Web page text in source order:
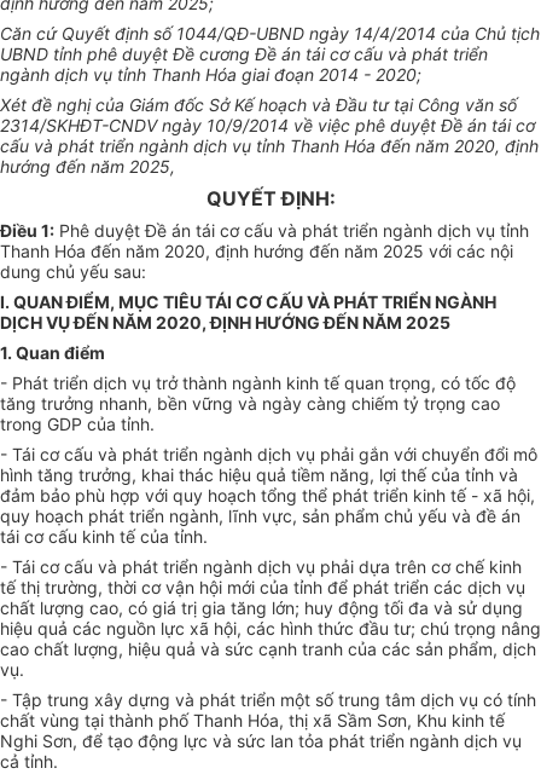
Căn cứ Quyết định số 1044/QĐ-UBND ngày 14/4/2014 của Chủ tịch
UBND tỉnh phê duyệt Đề cương Đề án tái cơ cấu và phát triển
ngành dịch vụ tỉnh Thanh Hóa giai đoạn 2014 - 2020;
Xét đề nghị của Giám đốc Sở Kế hoạch và Đầu tư tại Công văn số
2314/SKHĐT-CNDV ngày 10/9/2014 về việc phê duyệt Đề án tái cơ
cấu và phát triển ngành dịch vụ tỉnh Thanh Hóa đến năm 2020, định
hướng đến năm 2025,
QUYẾT ĐỊNH:
Điều 1: Phê duyệt Đề án tái cơ cấu và phát triển ngành dịch vụ tỉnh
Thanh Hóa đến năm 2020, định hướng đến năm 2025 với các nội
dung chủ yếu sau:
I. QUAN ĐIỂM, MỤC TIÊU TÁI CƠ CẤU VÀ PHÁT TRIỂN NGÀNH
DỊCH VỤ ĐẾN NĂM 2020, ĐỊNH HƯỚNG ĐẾN NĂM 2025
1. Quan điểm
- Phát triển dịch vụ trở thành ngành kinh tế quan trọng, có tốc độ
tăng trưởng nhanh, bền vững và ngày càng chiếm tỷ trọng cao
trong GDP của tỉnh.
- Tái cơ cấu và phát triển ngành dịch vụ phải gắn với chuyển đổi mô
hình tăng trưởng, khai thác hiệu quả tiềm năng, lợi thế của tỉnh và
đảm bảo phù hợp với quy hoạch tổng thể phát triển kinh tế - xã hội,
quy hoạch phát triển ngành, lĩnh vực, sản phẩm chủ yếu và đề án
tái cơ cấu kinh tế của tỉnh.
- Tái cơ cấu và phát triển ngành dịch vụ phải dựa trên cơ chế kinh
tế thị trường, thời cơ vận hội mới của tỉnh để phát triển các dịch vụ
chất lượng cao, có giá trị gia tăng lớn; huy động tối đa và sử dụng
hiệu quả các nguồn lực xã hội, các hình thức đầu tư; chú trọng nâng
cao chất lượng, hiệu quả và sức cạnh tranh của các sản phẩm, dịch
vụ.
- Tập trung xây dựng và phát triển một số trung tâm dịch vụ có tính
chất vùng tại thành phố Thanh Hóa, thị xã Sầm Sơn, Khu kinh tế
Nghi Sơn, để tạo động lực và sức lan tỏa phát triển ngành dịch vụ
cả tỉnh.